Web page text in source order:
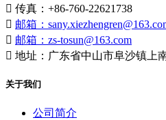
 传真：+86-760-22621738
 邮箱：
 邮箱：zs-tosun@163.com
 地址：广东省中山市阜沙镇上
关于我们
公司简介